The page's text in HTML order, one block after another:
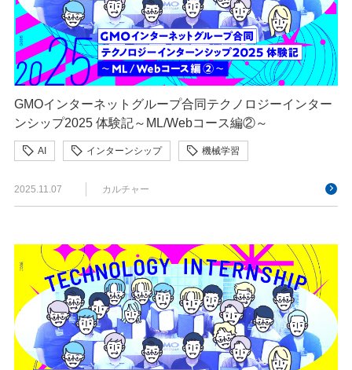
GMOインターネットグループ合同テクノロジーインター
ンシップ2025 体験記～ML/Webコース編②～
AI インターンシップ 機械学習
2025.11.07 カルチャー